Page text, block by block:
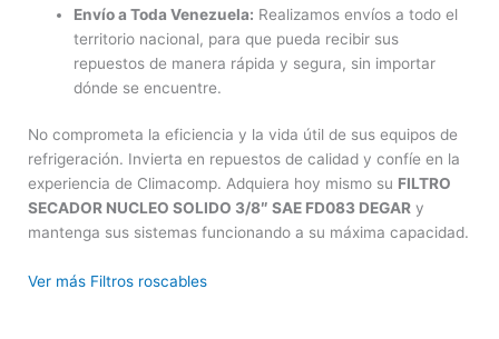
Envío a Toda Venezuela: Realizamos envíos a todo el
territorio nacional, para que pueda recibir sus
repuestos de manera rápida y segura, sin importar
dónde se encuentre.
No comprometa la eficiencia y la vida útil de sus equipos de
refrigeración. Invierta en repuestos de calidad y confíe en la
experiencia de Climacomp. Adquiera hoy mismo su FILTRO
SECADOR NUCLEO SOLIDO 3/8″ SAE FD083 DEGAR y
mantenga sus sistemas funcionando a su máxima capacidad.
Ver más Filtros roscables